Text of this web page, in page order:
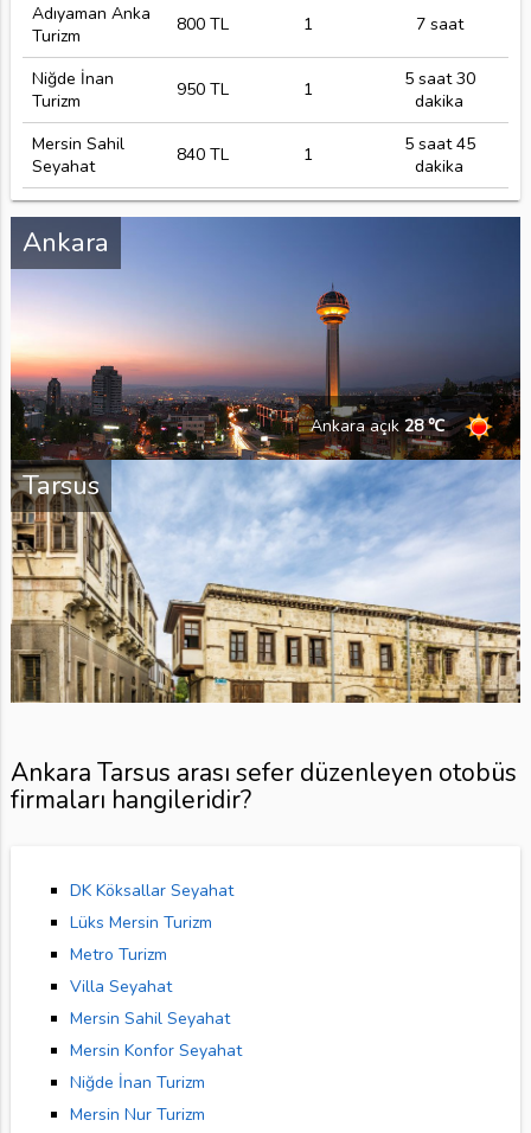
Adıyaman Anka
Turizm
800 TL 1 7 saat
Niğde İnan
Turizm
950 TL 1
5 saat 30
dakika
Mersin Sahil
Seyahat
840 TL 1
5 saat 45
dakika
Ankara
Ankara açık28 ℃
Tarsus
Ankara Tarsus arası sefer düzenleyen otobüs
firmaları hangileridir?
DK Köksallar Seyahat
Lüks Mersin Turizm
Metro Turizm
Villa Seyahat
Mersin Sahil Seyahat
Mersin Konfor Seyahat
Niğde İnan Turizm
Mersin Nur Turizm